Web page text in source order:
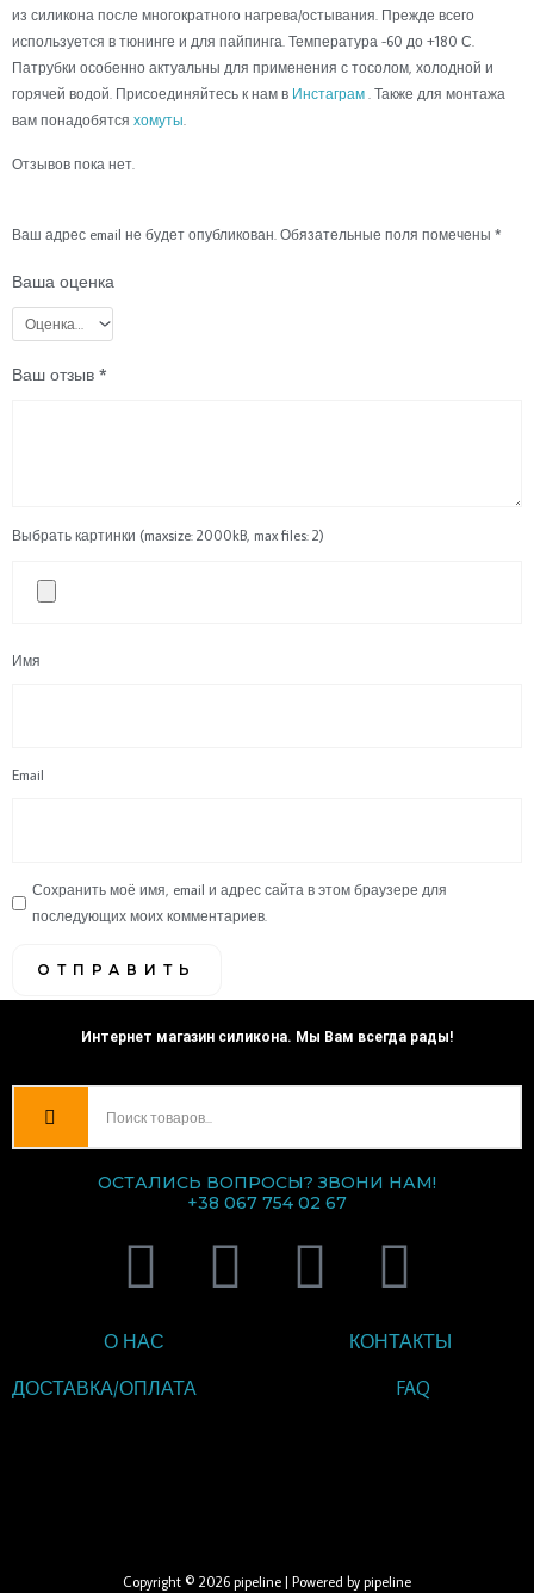
из силикона после многократного нагрева/остывания. Прежде всего
используется в тюнинге и для пайпинга. Температура -60 до +180 С.
Патрубки особенно актуальны для применения с тосолом, холодной и
горячей водой. Присоединяйтесь к нам в Инстаграм . Также для монтажа
вам понадобятся хомуты.
Отзывов пока нет.
Ваш адрес email не будет опубликован. Обязательные поля помечены *
Ваша оценка
Ваш отзыв *
Выбрать картинки (maxsize: 2000kB, max files: 2)
Имя
Email
Сохранить моё имя, email и адрес сайта в этом браузере для
последующих моих комментариев.
Интернет магазин силикона. Мы Вам всегда рады!
ОСТАЛИСЬ ВОПРОСЫ? ЗВОНИ НАМ!
+38 067 754 02 67
V
i
b
T I F
a
c
О НАС
КОНТАКТЫ
ДОСТАВКА/ОПЛАТА
FAQ
Copyright © 2026 pipeline | Powered by pipeline